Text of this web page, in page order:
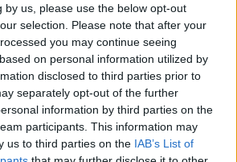
by us, please use the below opt-out
selection. Please note that after your
you may continue seeing
on personal information utilized by
disclosed to third parties prior to
separately opt-out of the further
information by third parties on the
participants. This information may
us to third parties on the IAB’s List of
21 e
la
Successiva
Caos a Roma:
faccendiere russo
derubato di yacht
e Ferrari,